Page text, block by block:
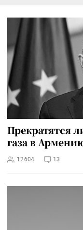
Прекратятся
газа в
12604 13